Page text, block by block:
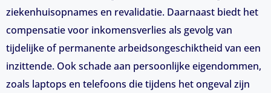
ziekenhuisopnames en revalidatie. Daarnaast biedt het
compensatie voor inkomensverlies als gevolg van
tijdelijke of permanente arbeidsongeschiktheid van een
inzittende. Ook schade aan persoonlijke eigendommen,
zoals laptops en telefoons die tijdens het ongeval zijn